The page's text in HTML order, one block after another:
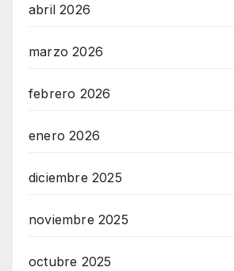
abril 2026
marzo 2026
febrero 2026
enero 2026
diciembre 2025
noviembre 2025
octubre 2025